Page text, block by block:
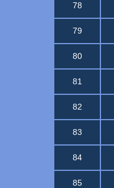
78
79
80
81
82
83
84
85